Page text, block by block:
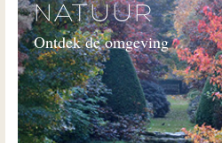
NATUUR
Ontdek de omgeving